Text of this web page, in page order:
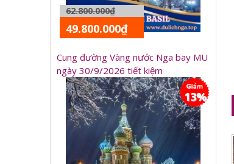
62.800.000₫
49.800.000₫
Cung đường Vàng nước Nga bay MU
ngày 30/9/2026 tiết kiệm
13%